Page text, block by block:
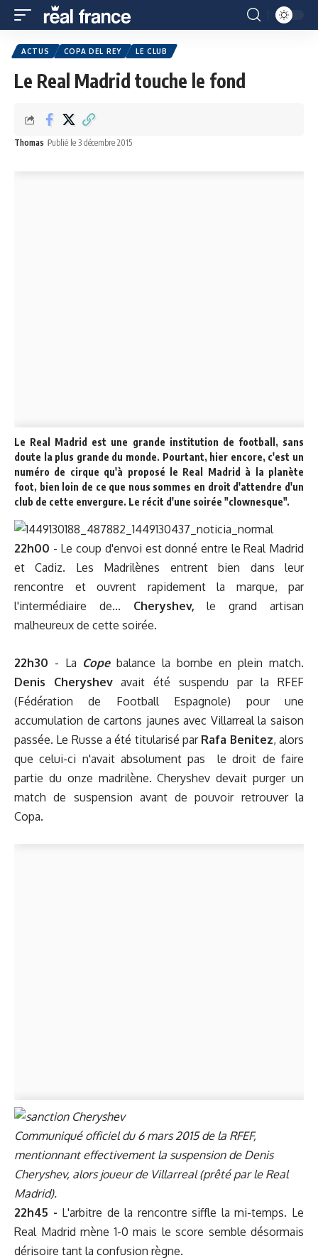
ACTUS COPA DEL REY LE CLUB
Le Real Madrid touche le fond
Thomas Publié le 3 décembre 2015
Le Real Madrid est une grande institution de football, sans
doute la plus grande du monde. Pourtant, hier encore, c'est un
numéro de cirque qu'à proposé le Real Madrid à la planète
foot, bien loin de ce que nous sommes en droit d'attendre d'un
club de cette envergure. Le récit d'une soirée "clownesque".
22h00 - Le coup d'envoi est donné entre le Real Madrid
et Cadiz. Les Madrilènes entrent bien dans leur
rencontre et ouvrent rapidement la marque, par
l'intermédiaire de... Cheryshev, le grand artisan
malheureux de cette soirée.
22h30 - La Copebalance la bombe en plein match.
Denis Cheryshevavait été suspendu par la RFEF
(Fédération de Football Espagnole) pour une
accumulation de cartons jaunes avec Villarreal la saison
passée. Le Russe a été titularisé par Rafa Benitez, alors
que celui-ci n'avait absolument pas le droit de faire
partie du onze madrilène. Cheryshev devait purger un
match de suspension avant de pouvoir retrouver la
Copa.
Communiqué officiel du 6 mars 2015 de la RFEF,
mentionnant effectivement la suspension de Denis
Cheryshev, alors joueur de Villarreal (prêté par le Real
Madrid).
22h45 - L'arbitre de la rencontre siffle la mi-temps. Le
Real Madrid mène 1-0 mais le score semble désormais
dérisoire tant la confusion règne.